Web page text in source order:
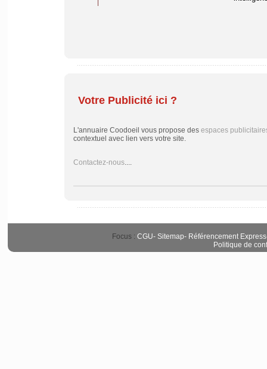
Votre Publicité ici ?
L'annuaire Coodoeil vous propose des espaces
contextuel avec lien vers votre site.
Contactez-nous....
Focus : CGU- Sitemap- Référencement Express
Politique de